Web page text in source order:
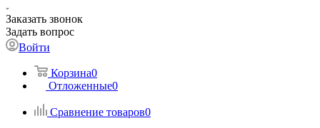
Заказать звонок
Задать вопрос
Войти
Корзина0
Отложенные0
Сравнение товаров0